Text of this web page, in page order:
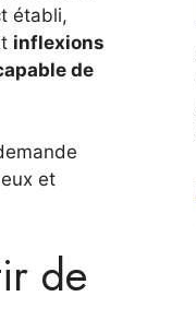
établi,
inflexions
de
et
de